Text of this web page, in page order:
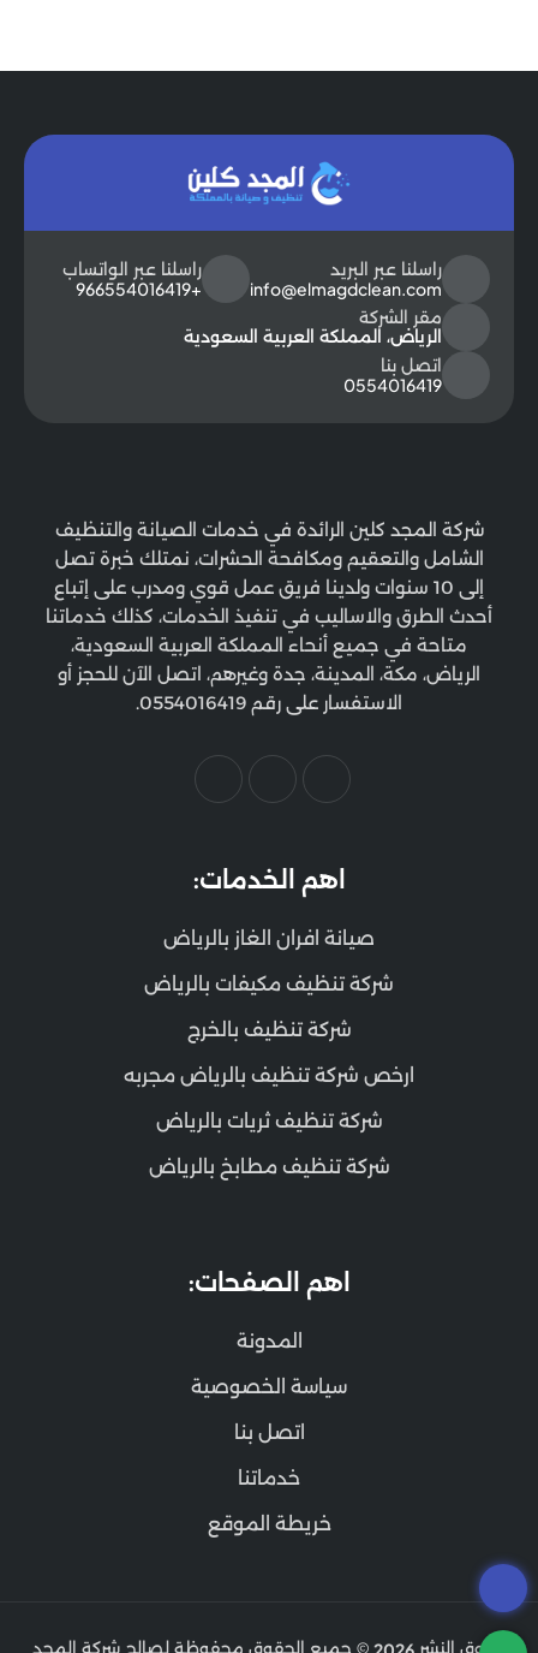
راسلنا عبر البريد
info@elmagdclean.com
راسلنا عبر الواتساب
+966554016419
مقر الشركة
الرياض، المملكة العربية السعودية
اتصل بنا
0554016419
شركة المجد كلين الرائدة في خدمات الصيانة والتنظيف
الشامل والتعقيم ومكافحة الحشرات، نمتلك خبرة تصل
إلى 10 سنوات ولدينا فريق عمل قوي ومدرب على إتباع
أحدث الطرق والاساليب في تنفيذ الخدمات، كذلك خدماتنا
متاحة في جميع أنحاء المملكة العربية السعودية،
الرياض، مكة، المدينة، جدة وغيرهم، اتصل الآن للحجز أو
الاستفسار على رقم 0554016419.
اهم الخدمات:
صيانة افران الغاز بالرياض
شركة تنظيف مكيفات بالرياض
شركة تنظيف بالخرج
ارخص شركة تنظيف بالرياض مجربه
شركة تنظيف ثريات بالرياض
شركة تنظيف مطابخ بالرياض
اهم الصفحات:
المدونة
سياسة الخصوصية
اتصل بنا
خدماتنا
خريطة الموقع
حقوق النشر © جميع الحقوق محفوظة لصالح شركة المجد